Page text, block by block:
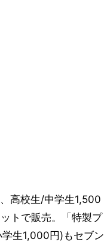
高校生/中学生1,500
トで販売。「特製プ
生1,000円)もセブン